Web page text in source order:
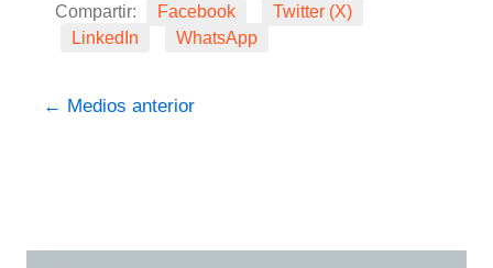
Compartir: Facebook
Twitter (X)
LinkedIn
WhatsApp
← Medios anterior